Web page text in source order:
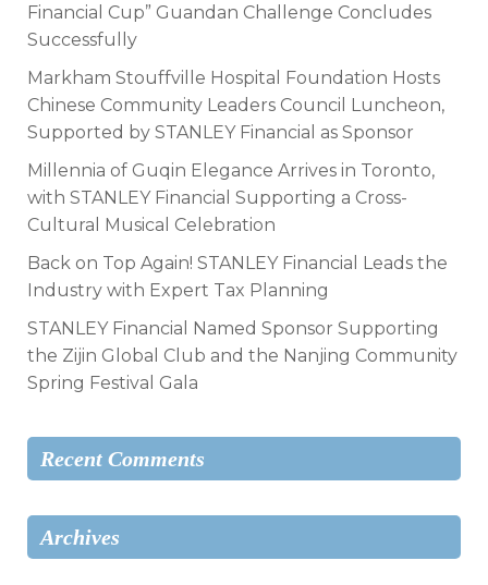
Financial Cup” Guandan Challenge Concludes
Successfully
Markham Stouffville Hospital Foundation Hosts
Chinese Community Leaders Council Luncheon,
Supported by STANLEY Financial as Sponsor
Millennia of Guqin Elegance Arrives in Toronto,
with STANLEY Financial Supporting a Cross-
Cultural Musical Celebration
Back on Top Again! STANLEY Financial Leads the
Industry with Expert Tax Planning
STANLEY Financial Named Sponsor Supporting
the Zijin Global Club and the Nanjing Community
Spring Festival Gala
Recent Comments
Archives